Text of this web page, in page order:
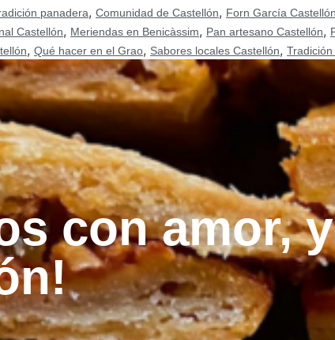
panadera, Comunidad de Castellón, Forn García Castellón
Castellón, Meriendas en Benicàssim, Pan artesano Castellón,
, Qué hacer en el Grao, Sabores locales Castellón,
con amor,